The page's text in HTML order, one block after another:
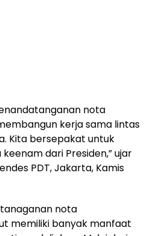
nota
kerja sama lintas
Kita bersepakat untuk
dari Presiden,” ujar
PDT, Jakarta, Kamis
nota
memiliki banyak manfaat